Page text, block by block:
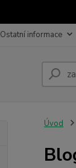
Ostatní informace
Úvod